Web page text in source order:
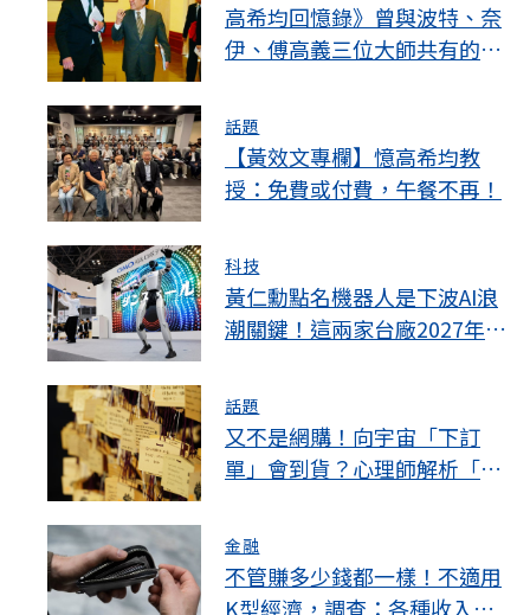
高希均回憶錄》曾與波特、奈
伊、傅高義三位大師共有的智
話題
【黃效文專欄】憶高希均教
授：免費或付費，午餐不再！
科技
黃仁勳點名機器人是下波AI浪
潮關鍵！這兩家台廠2027年迎
話題
又不是網購！向宇宙「下訂
單」會到貨？心理師解析「顯
金融
不管賺多少錢都一樣！不適用
K型經濟，調查：各種收入的Z